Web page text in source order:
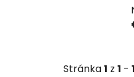
Stránka1 z 1 -